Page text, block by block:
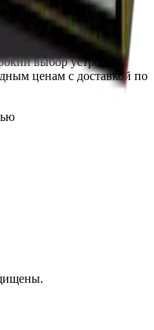
выбор устройств,
ценам с доставкой по